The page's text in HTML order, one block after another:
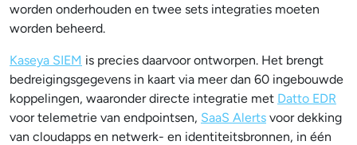
worden onderhouden en twee sets integraties moeten
worden beheerd.
Kaseya SIEM is precies daarvoor ontworpen. Het brengt
bedreigingsgegevens in kaart via meer dan 60 ingebouwde
koppelingen, waaronder directe integratie met Datto EDR
voor telemetrie van endpointsen, SaaS Alerts voor dekking
van cloudapps en netwerk- en identiteitsbronnen, in één